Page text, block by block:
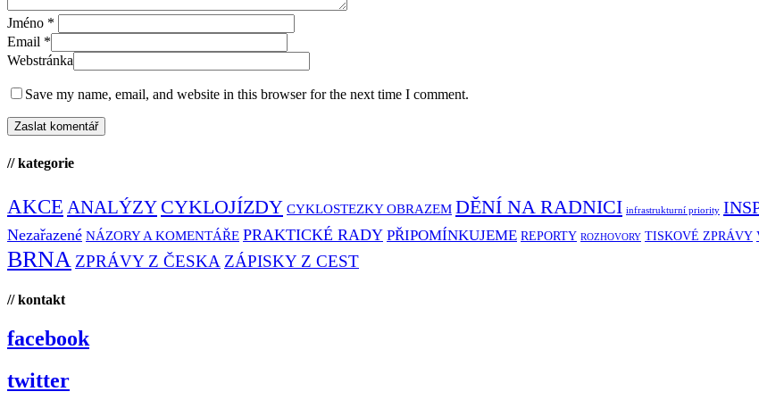
Jméno *
Email *
Webstránka
Save my name, email, and website in this browser for the next time I comment.
// kategorie
AKCE ANALÝZY CYKLOJÍZDY CYKLOSTEZKY OBRAZEM DĚNÍ NA RADNICI infrastrukturní priority
Nezařazené NÁZORY A KOMENTÁŘE PRAKTICKÉ RADY PŘIPOMÍNKUJEME REPORTY ROZHOVORY TISKOVÉ ZPRÁVY
BRNA ZPRÁVY Z ČESKA ZÁPISKY Z CEST
// kontakt
facebook
twitter